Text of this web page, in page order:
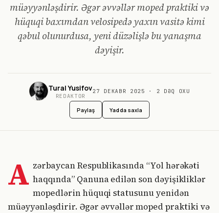
müəyyənləşdirir. Əgər əvvəllər moped praktiki və
hüquqi baxımdan velosipedə yaxın vasitə kimi
qəbul olunurdusa, yeni düzəlişlə bu yanaşma
dəyişir.
Tural Yusifov
REDAKTOR
27 DEKABR 2025 · 2 DƏQ OXU
Paylaş Yadda saxla
A zərbaycan Respublikasında “Yol hərəkəti
haqqında” Qanuna edilən son dəyişikliklər
mopedlərin hüquqi statusunu yenidən
müəyyənləşdirir. Əgər əvvəllər moped praktiki və